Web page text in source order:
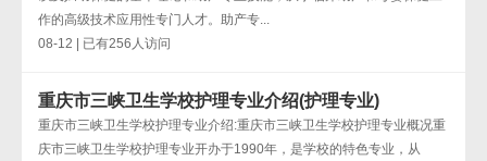
作的高级技术应用性专门人才。助产专...
08-12 | 已有256人访问
重庆市三峡卫生学校护理专业介绍(护理专业)
重庆市三峡卫生学校护理专业介绍:重庆市三峡卫生学校护理专业概况重
庆市三峡卫生学校护理专业开办于1990年，是学校的特色专业，从